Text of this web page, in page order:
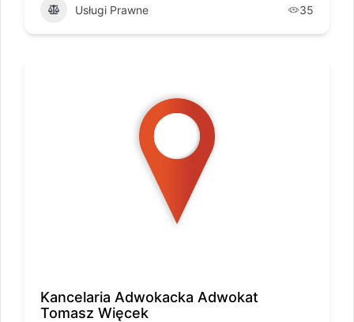
Usługi Prawne 35
Kancelaria Adwokacka Adwokat
Tomasz Więcek